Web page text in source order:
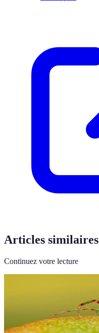
Articles similaires
Continuez votre lecture